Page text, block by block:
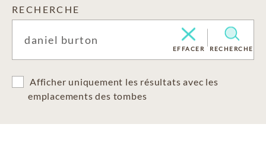
RECHERCHE
EFFACER RECHERCHE
Afficher uniquement les résultats avec les
emplacements des tombes